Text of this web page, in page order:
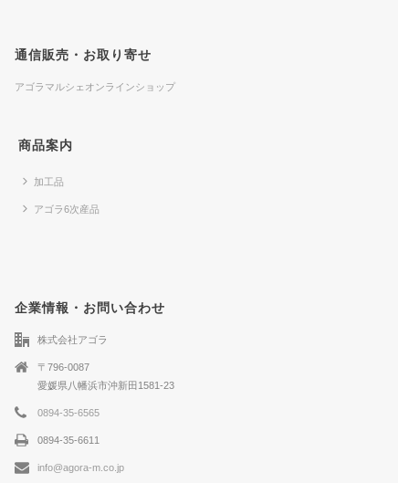
通信販売・お取り寄せ
アゴラマルシェオンラインショップ
商品案内
加工品
アゴラ6次産品
企業情報・お問い合わせ
株式会社アゴラ
〒796-0087
愛媛県八幡浜市沖新田1581-23
0894-35-6565
0894-35-6611
info@agora-m.co.jp